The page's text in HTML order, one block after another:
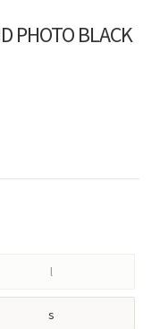
PHOTO BLACK
l
s